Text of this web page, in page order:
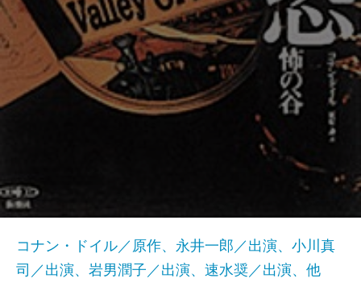
コナン・ドイル／原作、永井一郎／出演、小川真
司／出演、岩男潤子／出演、速水奨／出演、他